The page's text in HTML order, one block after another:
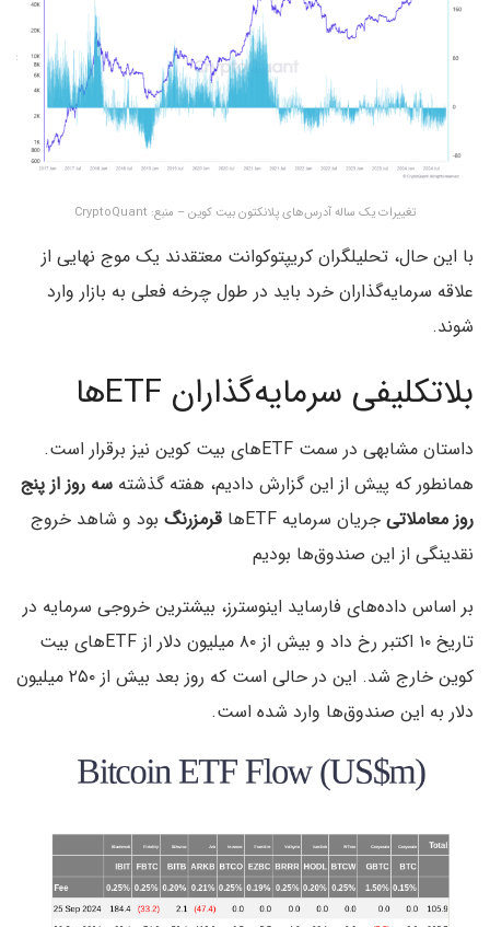
تغییرات یک ساله آدرس‌های پلانکتون بیت کوین – منبع: CryptoQuant
با این حال، تحلیلگران کریپتوکوانت معتقدند یک موج نهایی از
علاقه سرمایه‌گذاران خرد باید در طول چرخه فعلی به بازار وارد
شوند.
بلاتکلیفی سرمایه‌گذاران ETFها
داستان مشابهی در سمت ETFهای بیت کوین نیز برقرار است.
همانطور که پیش از این گزارش دادیم، هفته گذشته سه روز از پنج
روز معاملاتی جریان سرمایه ETFها قرمزرنگ بود و شاهد خروج
نقدینگی از این صندوق‌ها بودیم
بر اساس داده‌های فارساید اینوسترز، بیشترین خروجی سرمایه در
تاریخ ۱۰ اکتبر رخ داد و بیش از ۸۰ میلیون دلار از ETFهای بیت
کوین خارج شد. این در حالی است که روز بعد بیش از ۲۵۰ میلیون
دلار به این صندوق‌ها وارد شده است.